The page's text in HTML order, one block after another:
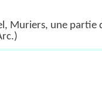
Muriers, une partie